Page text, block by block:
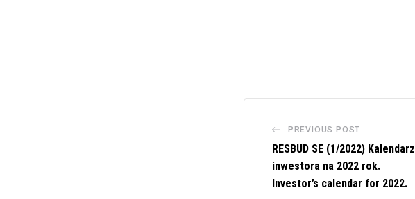
PREVIOUS POST
RESBUD SE (1/2022) Kalendarz
inwestora na 2022 rok.
Investor’s calendar for 2022.